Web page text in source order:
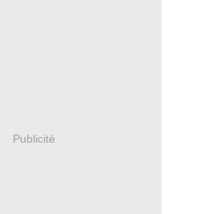
Publicité